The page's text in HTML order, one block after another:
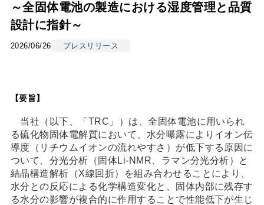
～全固体電池の製造における湿度管理と品質
設計に指針～
2026/06/26 プレスリリース
【要旨】
当社（以下、「TRC」）は、全固体電池に用いられ
る硫化物固体電解質において、水分曝露によりイオン伝
導度（リチウムイオンの流れやすさ）が低下する原因に
ついて、分光分析（固体Li-NMR、ラマン分光分析）と
結晶構造解析（X線回折）を組み合わせることにより、
水分との反応による化学構造変化と、固体内部に残存す
る水分の影響が複合的に作用することで性能低下が生じ